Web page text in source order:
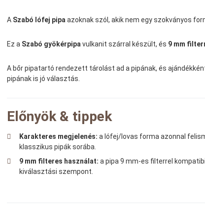
A Szabó lófej pipa azoknak szól, akik nem egy szokványos
Ez a Szabó gyökérpipa vulkanit szárral készült, és 9 mm
A bőr pipatartó rendezett tárolást ad a pipának, és
pipának is jó választás.
Előnyök & tippek
Karakteres megjelenés: a lófej/lovas forma azonnal
klasszikus pipák sorába.
9 mm filteres használat: a pipa 9 mm-es filterrel
kiválasztási szempont.